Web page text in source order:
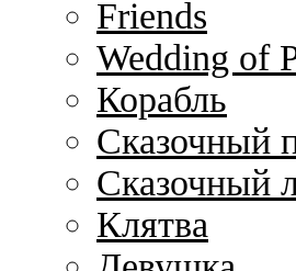
Friends
Wedding of
Корабль
Сказочный
Сказочный
Клятва